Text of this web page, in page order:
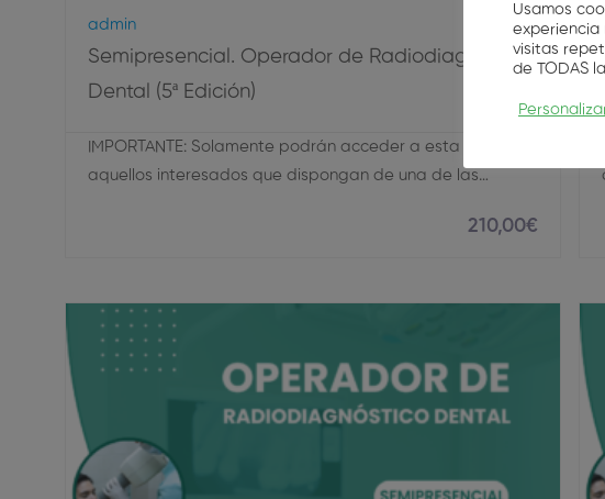
Admin
Semipresencial. Operador de Radiodiagnóstico
Dental (5ª Edición)
IMPORTANTE: Solamente podrán acceder a esta titulación
aquellos interesados que dispongan de una de las…
210,00€
Usamos
experiencia
visitas
de TODAS